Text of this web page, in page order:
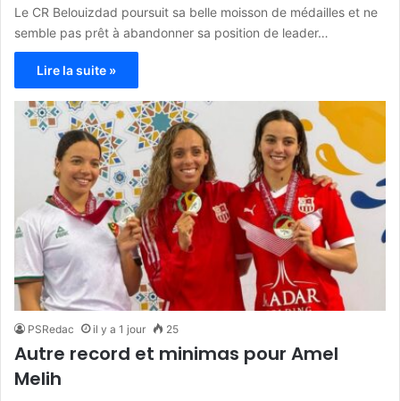
Le CR Belouizdad poursuit sa belle moisson de médailles et ne
semble pas prêt à abandonner sa position de leader…
Lire la suite »
PSRedac il y a 1 jour 25
Autre record et minimas pour Amel
Melih